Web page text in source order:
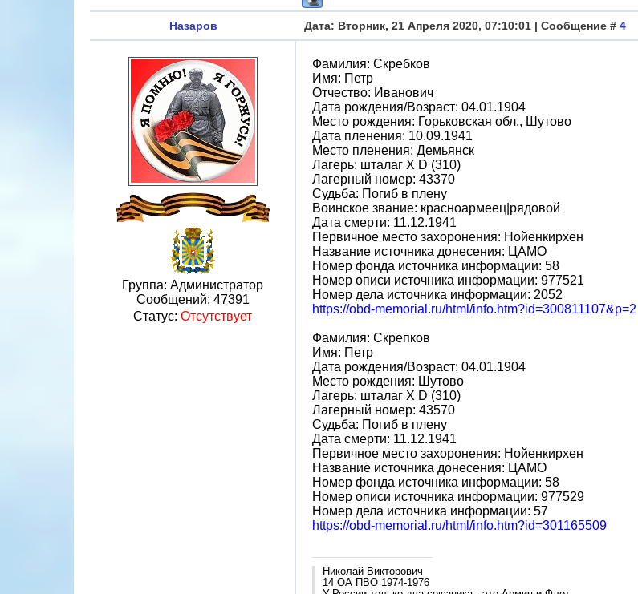
Назаров Дата: Вторник, 21 Апреля 2020, 07:10:01 | Сообщение # 4
Группа: Администратор
Сообщений: 47391
Статус: Отсутствует
Фамилия: Скребков
Имя: Петр
Отчество: Иванович
Дата рождения/Возраст: 04.01.1904
Место рождения: Горьковская обл., Шутово
Дата пленения: 10.09.1941
Место пленения: Демьянск
Лагерь: шталаг X D (310)
Лагерный номер: 43370
Судьба: Погиб в плену
Воинское звание: красноармеец|рядовой
Дата смерти: 11.12.1941
Первичное место захоронения: Нойенкирхен
Название источника донесения: ЦАМО
Номер фонда источника информации: 58
Номер описи источника информации: 977521
Номер дела источника информации: 2052
https://obd-memorial.ru/html/info.htm?id=300811107&p=2
Фамилия: Скрепков
Имя: Петр
Дата рождения/Возраст: 04.01.1904
Место рождения: Шутово
Лагерь: шталаг X D (310)
Лагерный номер: 43570
Судьба: Погиб в плену
Дата смерти: 11.12.1941
Первичное место захоронения: Нойенкирхен
Название источника донесения: ЦАМО
Номер фонда источника информации: 58
Номер описи источника информации: 977529
Номер дела источника информации: 57
https://obd-memorial.ru/html/info.htm?id=301165509
Николай Викторович
14 ОА ПВО 1974-1976